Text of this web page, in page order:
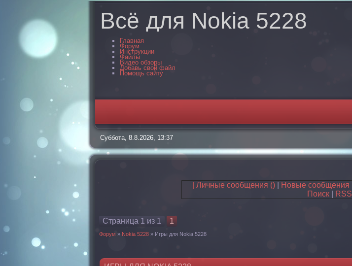
Всё для Nokia 5228
Главная
Форум
Инструкции
Файлы
Видео обзоры
Добавь свой файл
Помощь сайту
Суббота, 8.8.2026, 13:37
| Личные сообщения ()| Новые сообщения
Поиск| RSS
Страница 1 из 1 1
Форум » Nokia 5228 » Игры для Nokia 5228